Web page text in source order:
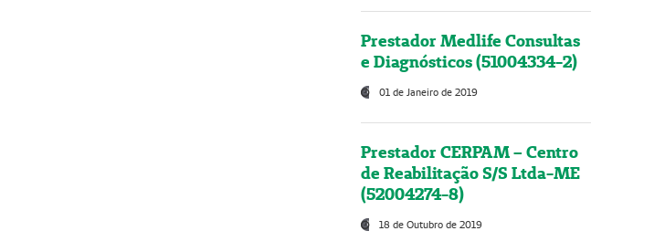
Prestador Medlife Consultas
e Diagnósticos (51004334-2)
01 de Janeiro de 2019
Prestador CERPAM – Centro
de Reabilitação S/S Ltda-ME
(52004274-8)
18 de Outubro de 2019